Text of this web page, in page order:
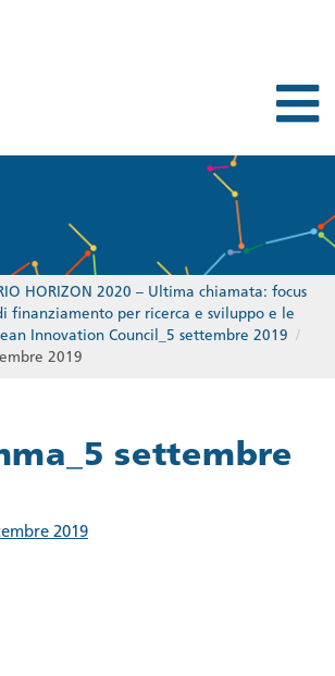
HORIZON 2020 – Ultima chiamata: focus
finanziamento per ricerca e sviluppo e le
Innovation Council_5 settembre 2019
/
2019
settembre
2019